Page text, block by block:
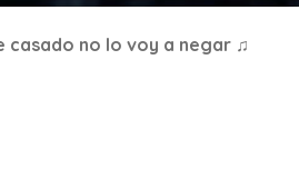
casado no lo voy a negar ♫